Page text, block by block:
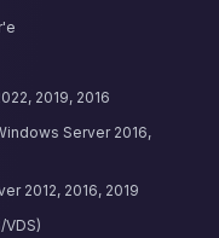
2019, 2016
Server 2016,
2012, 2016, 2019